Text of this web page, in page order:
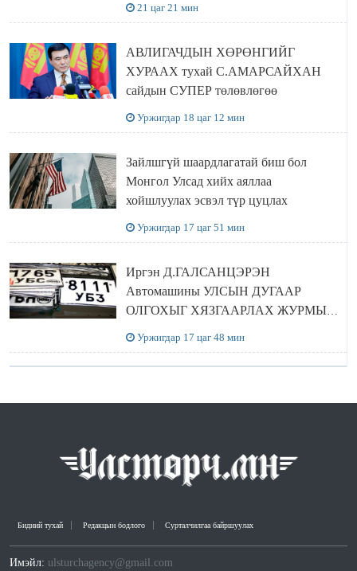
21 цаг 21 мин
АВЛИГАЧДЫН ХӨРӨНГИЙГ
ХУРААХ тухай С.АМАРСАЙХАН
сайдын СУПЕР төлөвлөгөө
Уржигдар 18 цаг 12 мин
Зайлшгүй шаардлагатай биш бол
Монгол Улсад хийх аяллаа
хойшлуулах эсвэл түр цуцлах
Уржигдар 17 цаг 51 мин
Иргэн Д.ГАЛСАНЦЭРЭН
Автомашины УЛСЫН ДУГААР
ОЛГОХЫГ ХЯЗГААРЛАХ ЖУРМЫГ
Уржигдар 17 цаг 48 мин
Бидний тухай Редакцын бодлого Сурталчилгаа байршуулах
Имэйл: ulsturchagency@gmail.com